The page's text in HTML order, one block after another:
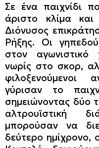
Σε ένα παιχνίδι
άριστο κλίμα
Διόνυσος
Ρήξης. Οι
στον
νωρίς στο σκορ,
φιλοξενούμενοι
γύρισαν το
σημειώνοντας δύο
αλτρουϊστική
μπορούσαν να
δεύτερο ημίχρονο,